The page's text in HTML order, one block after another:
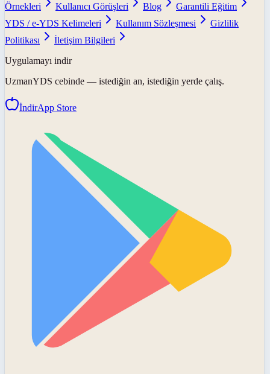
Örnekleri
Kullanıcı Görüşleri Blog
Garantili Eğitim
YDS / e-YDS Kelimeleri
Kullanım Sözleşmesi
Gizlilik
Politikası
İletişim Bilgileri
Uygulamayı indir
UzmanYDS cebinde — istediğin an, istediğin yerde çalış.
İndirApp Store